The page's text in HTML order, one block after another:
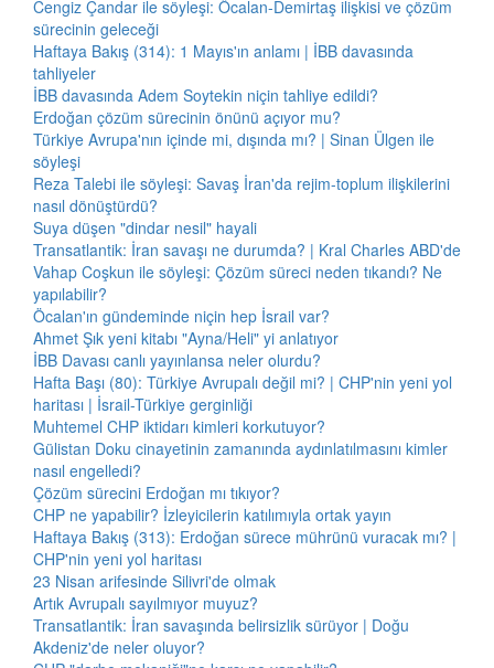
Cengiz Çandar ile söyleşi: Öcalan-Demirtaş ilişkisi ve çözüm
sürecinin geleceği
Haftaya Bakış (314): 1 Mayıs'ın anlamı | İBB davasında
tahliyeler
İBB davasında Adem Soytekin niçin tahliye edildi?
Erdoğan çözüm sürecinin önünü açıyor mu?
Türkiye Avrupa'nın içinde mi, dışında mı? | Sinan Ülgen ile
söyleşi
Reza Talebi ile söyleşi: Savaş İran'da rejim-toplum ilişkilerini
nasıl dönüştürdü?
Suya düşen "dindar nesil" hayali
Transatlantik: İran savaşı ne durumda? | Kral Charles ABD'de
Vahap Coşkun ile söyleşi: Çözüm süreci neden tıkandı? Ne
yapılabilir?
Öcalan'ın gündeminde niçin hep İsrail var?
Ahmet Şık yeni kitabı "Ayna/Heli" yi anlatıyor
İBB Davası canlı yayınlansa neler olurdu?
Hafta Başı (80): Türkiye Avrupalı değil mi? | CHP'nin yeni yol
haritası | İsrail-Türkiye gerginliği
Muhtemel CHP iktidarı kimleri korkutuyor?
Gülistan Doku cinayetinin zamanında aydınlatılmasını kimler
nasıl engelledi?
Çözüm sürecini Erdoğan mı tıkıyor?
CHP ne yapabilir? İzleyicilerin katılımıyla ortak yayın
Haftaya Bakış (313): Erdoğan sürece mührünü vuracak mı? |
CHP'nin yeni yol haritası
23 Nisan arifesinde Silivri'de olmak
Artık Avrupalı sayılmıyor muyuz?
Transatlantik: İran savaşında belirsizlik sürüyor | Doğu
Akdeniz'de neler oluyor?